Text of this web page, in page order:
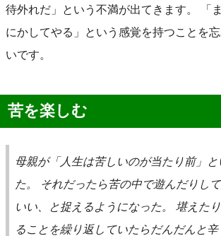
待外れだ」という不満が出てきます。 「
にかしてやる」という感覚を持つことを
いです。
苦を楽しむ
母親が「人生は苦しいのが当たり前」
た。 それだったら苦の中で遊んだりし
いい、と捉えるようになった。 堪えた
ることを繰り返していたらだんだんと